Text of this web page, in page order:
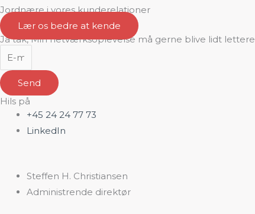
Jordnære i vores kunderelationer
Lær os bedre at kende
Ja tak, Min netværksoplevelse må gerne blive lidt lettere
Send
Hils på
+45 24 24 77 73
LinkedIn
Steffen H. Christiansen
Administrende direktør